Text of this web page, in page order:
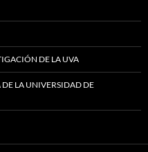
DE LA UVA
LA UNIVERSIDAD DE